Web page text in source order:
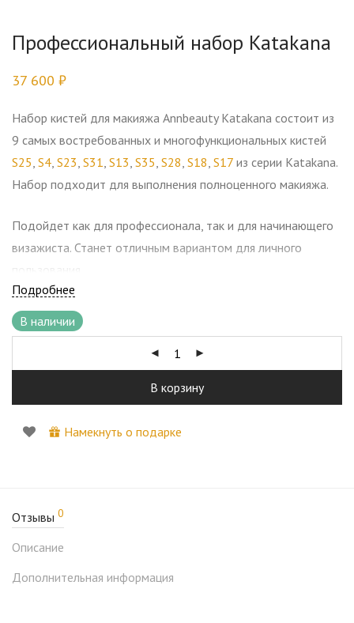
Профессиональный набор Katakana
37 600 ₽
Набор кистей для макияжа Annbeauty Katakana состоит из
9 самых востребованных и многофункциональных кистей
S25, S4, S23, S31, S13, S35, S28, S18, S17 из серии Katakana.
Набор подходит для выполнения полноценного макияжа.
Подойдет как для профессионала, так и для начинающего
визажиста. Станет отличным вариантом для личного
Подробнее
В наличии
В корзину
Намекнуть о подарке
Отзывы 0
Описание
Дополнительная информация